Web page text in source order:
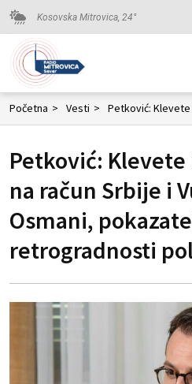
Kosovska Mitrovica, 24°
Početna > Vesti >
Petković:
na račun Srbije i
Osmani,
retrogradnosti